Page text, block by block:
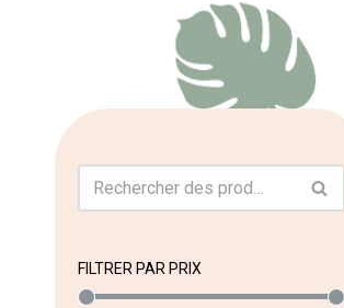
FILTRER PAR PRIX